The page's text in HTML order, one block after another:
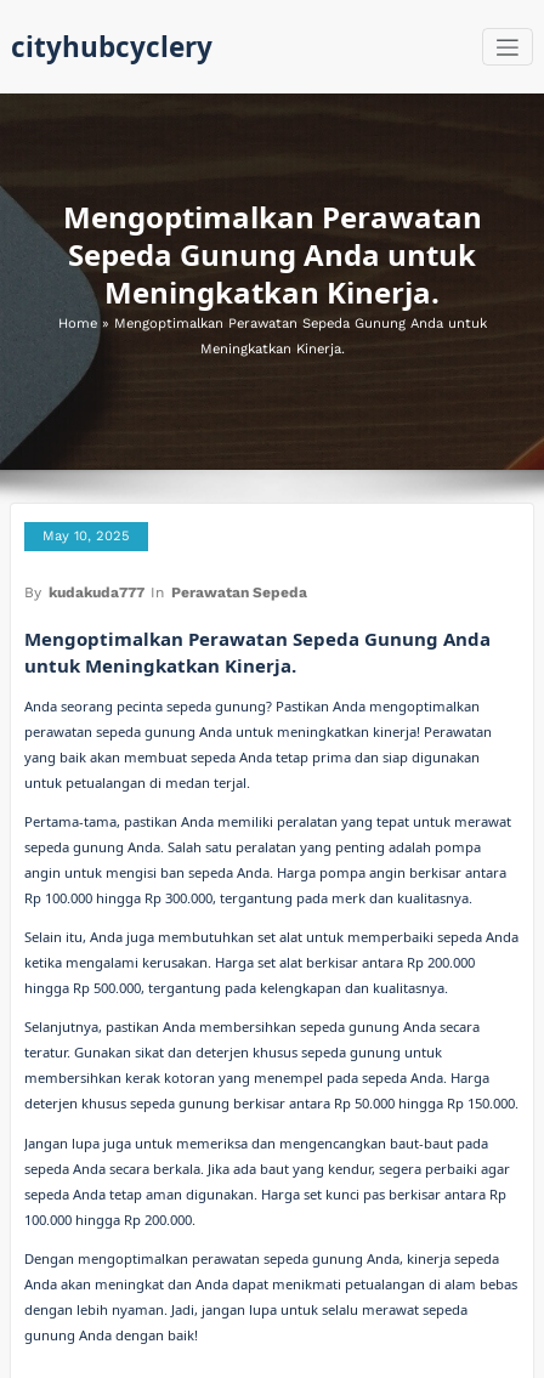
content
cityhubcyclery
Mengoptimalkan Perawatan
Sepeda Gunung Anda untuk
Meningkatkan Kinerja.
Home» Mengoptimalkan Perawatan Sepeda Gunung Anda untuk
Meningkatkan Kinerja.
May 10, 2025
By kudakuda777 In Perawatan Sepeda
Mengoptimalkan Perawatan Sepeda Gunung Anda
untuk Meningkatkan Kinerja.
Anda seorang pecinta sepeda gunung? Pastikan Anda mengoptimalkan
perawatan sepeda gunung Anda untuk meningkatkan kinerja! Perawatan
yang baik akan membuat sepeda Anda tetap prima dan siap digunakan
untuk petualangan di medan terjal.
Pertama-tama, pastikan Anda memiliki peralatan yang tepat untuk merawat
sepeda gunung Anda. Salah satu peralatan yang penting adalah pompa
angin untuk mengisi ban sepeda Anda. Harga pompa angin berkisar antara
Rp 100.000 hingga Rp 300.000, tergantung pada merk dan kualitasnya.
Selain itu, Anda juga membutuhkan set alat untuk memperbaiki sepeda Anda
ketika mengalami kerusakan. Harga set alat berkisar antara Rp 200.000
hingga Rp 500.000, tergantung pada kelengkapan dan kualitasnya.
Selanjutnya, pastikan Anda membersihkan sepeda gunung Anda secara
teratur. Gunakan sikat dan deterjen khusus sepeda gunung untuk
membersihkan kerak kotoran yang menempel pada sepeda Anda. Harga
deterjen khusus sepeda gunung berkisar antara Rp 50.000 hingga Rp 150.000.
Jangan lupa juga untuk memeriksa dan mengencangkan baut-baut pada
sepeda Anda secara berkala. Jika ada baut yang kendur, segera perbaiki agar
sepeda Anda tetap aman digunakan. Harga set kunci pas berkisar antara Rp
100.000 hingga Rp 200.000.
Dengan mengoptimalkan perawatan sepeda gunung Anda, kinerja sepeda
Anda akan meningkat dan Anda dapat menikmati petualangan di alam bebas
dengan lebih nyaman. Jadi, jangan lupa untuk selalu merawat sepeda
gunung Anda dengan baik!